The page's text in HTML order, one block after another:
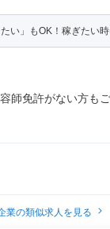
い」もOK！稼ぎたい
師免許がない方もご
業の類似求人を見る